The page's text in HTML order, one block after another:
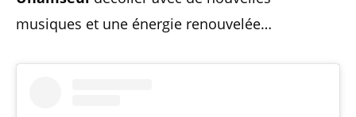
musiques et une énergie renouvelée…